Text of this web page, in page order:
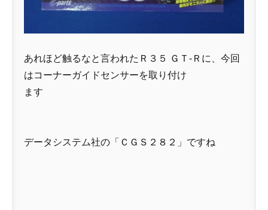
あれほど触るなと言われたＲ３５ ＧＴ-Ｒに、今回
はコーナーガイドセンサーを取り付け
ます
データシステム社の「ＣＧＳ２８２」ですね